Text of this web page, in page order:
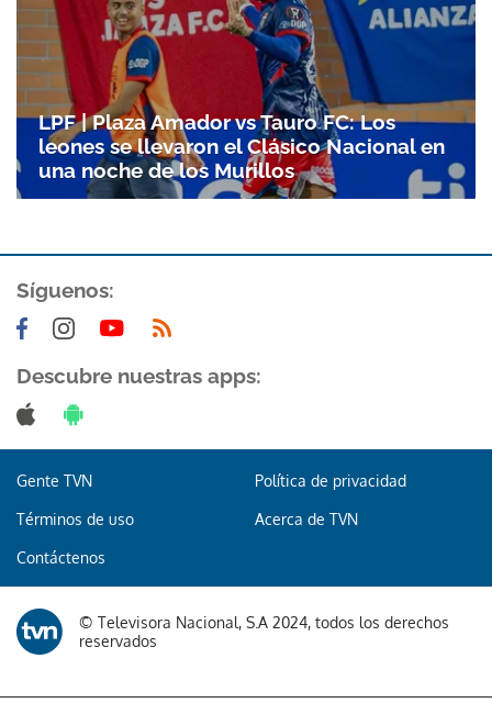
LPF | Plaza Amador vs Tauro FC: Los
leones se llevaron el Clásico Nacional en
una noche de los Murillos
Síguenos:
Descubre nuestras apps:
Gente TVN Política de privacidad
Términos de uso Acerca de TVN
Contáctenos
© Televisora Nacional, S.A 2024, todos los derechos
reservados